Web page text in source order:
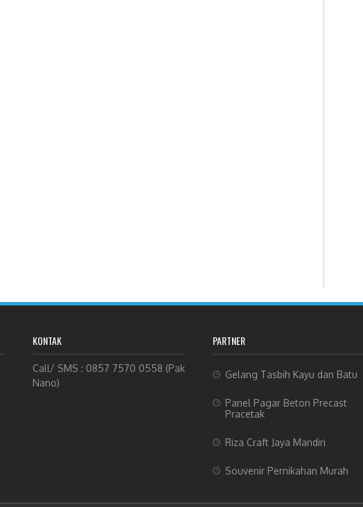
KONTAK
Call/ SMS : 0857 7570 0558 (Pak
Nano)
PARTNER
Gelang Tasbih Kayu dan Batu
Panel Pagar Beton Precast
Pracetak
Riza Craft Jaya Mandiri
Souvenir Pernikahan Murah